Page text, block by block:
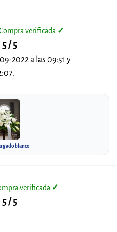
verificada ✓
5 / 5
2022 a las 09:51 y
blanco
verificada ✓
5 / 5